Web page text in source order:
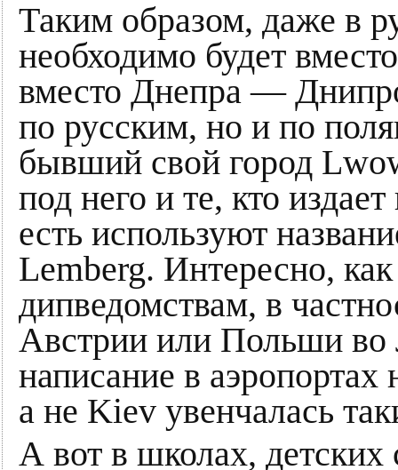
Таким образом, даже в
необходимо будет
вместо Днепра —
по русским, но и по
бывший свой город
под него и те, кто
есть используют
Lemberg. Интересно,
дипведомствам, в
Австрии или Польши во
написание в
а не Kiev увенчалась
А вот в школах, детских